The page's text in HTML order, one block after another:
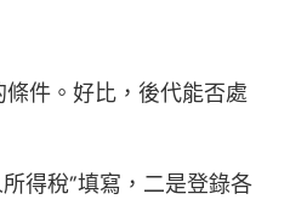
件。好比，後代能否處
得稅”填寫，二是登錄各